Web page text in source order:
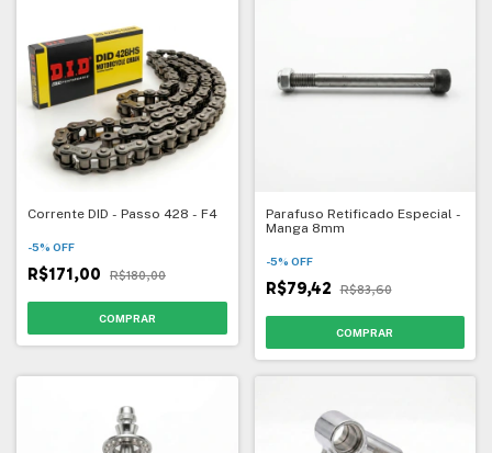
Corrente DID - Passo 428 - F4
-5% OFF
R$171,00 R$180,00
Parafuso Retificado Especial -
Manga 8mm
-5% OFF
R$79,42 R$83,60